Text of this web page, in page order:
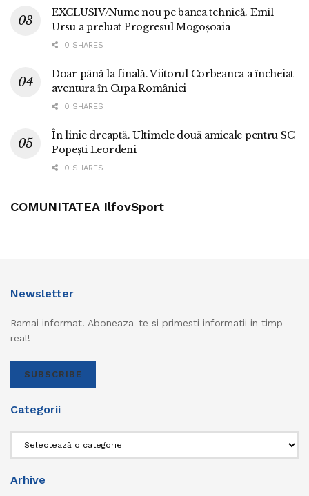
EXCLUSIV/Nume nou pe banca tehnică. Emil
Ursu a preluat Progresul Mogoșoaia
0 SHARES
Doar până la finală. Viitorul Corbeanca a încheiat
aventura în Cupa României
0 SHARES
În linie dreaptă. Ultimele două amicale pentru SC
Popești Leordeni
0 SHARES
COMUNITATEA IlfovSport
Newsletter
Ramai informat! Aboneaza-te si primesti informatii in timp
real!
SUBSCRIBE
Categorii
Arhive